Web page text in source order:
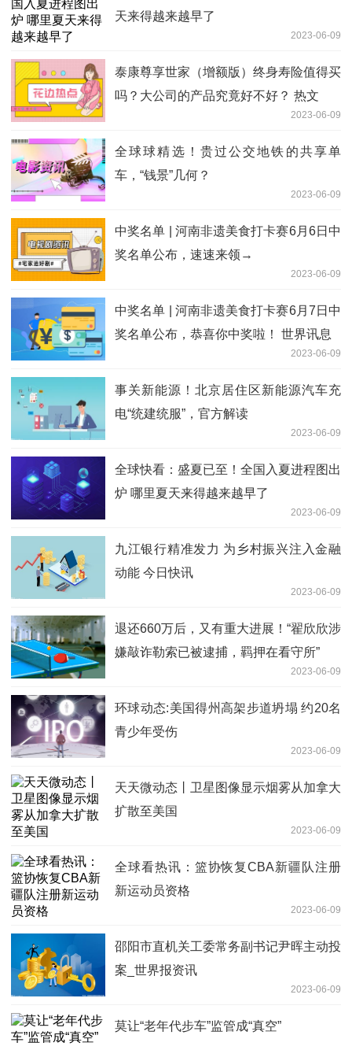
天来得越来越早了
2023-06-09
泰康尊享世家（增额版）终身寿险值得买
吗？大公司的产品究竟好不好？ 热文
2023-06-09
全球球精选！贵过公交地铁的共享单
车，“钱景”几何？
2023-06-09
中奖名单 | 河南非遗美食打卡赛6月6日中
奖名单公布，速速来领→
2023-06-09
中奖名单 | 河南非遗美食打卡赛6月7日中
奖名单公布，恭喜你中奖啦！ 世界讯息
2023-06-09
事关新能源！北京居住区新能源汽车充
电“统建统服”，官方解读
2023-06-09
全球快看：盛夏已至！全国入夏进程图出
炉 哪里夏天来得越来越早了
2023-06-09
九江银行精准发力 为乡村振兴注入金融
动能 今日快讯
2023-06-09
退还660万后，又有重大进展！“翟欣欣涉
嫌敲诈勒索已被逮捕，羁押在看守所”
2023-06-09
环球动态:美国得州高架步道坍塌 约20名
青少年受伤
2023-06-09
天天微动态丨卫星图像显示烟雾从加拿大
扩散至美国
2023-06-09
全球看热讯：篮协恢复CBA新疆队注册
新运动员资格
2023-06-09
邵阳市直机关工委常务副书记尹晖主动投
案_世界报资讯
2023-06-09
莫让“老年代步车”监管成“真空”